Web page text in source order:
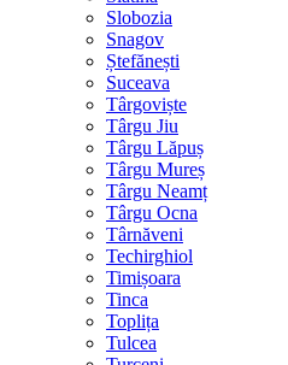
Slobozia
Snagov
Ștefănești
Suceava
Târgoviște
Târgu Jiu
Târgu Lăpuș
Târgu Mureș
Târgu Neamț
Târgu Ocna
Târnăveni
Techirghiol
Timișoara
Tinca
Toplița
Tulcea